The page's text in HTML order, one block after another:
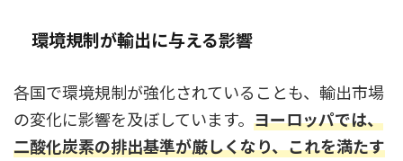
環境規制が輸出に与える影響
各国で環境規制が強化されていることも、輸出市場
の変化に影響を及ぼしています。 ヨーロッパでは、
二酸化炭素の排出基準が厳しくなり、これを満たす